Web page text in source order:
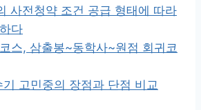
사전청약 조건 공급 형태에 따라
다
스, 삼출봉~동학사~원점 회귀코
고민중의 장점과 단점 비교